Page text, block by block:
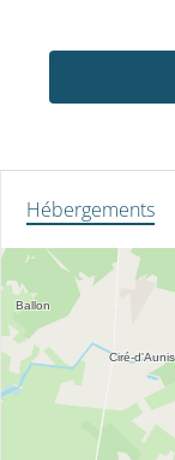
Hébergements